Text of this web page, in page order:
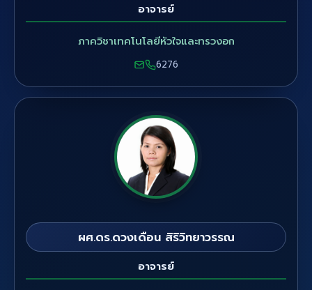
อาจารย์
ภาควิชาเทคโนโลยีหัวใจและทรวงอก
6276
ผศ.ดร.ดวงเดือน สิริวิทยาวรรณ
อาจารย์